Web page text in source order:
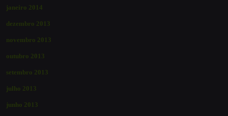
janeiro 2014
dezembro 2013
novembro 2013
outubro 2013
setembro 2013
julho 2013
junho 2013